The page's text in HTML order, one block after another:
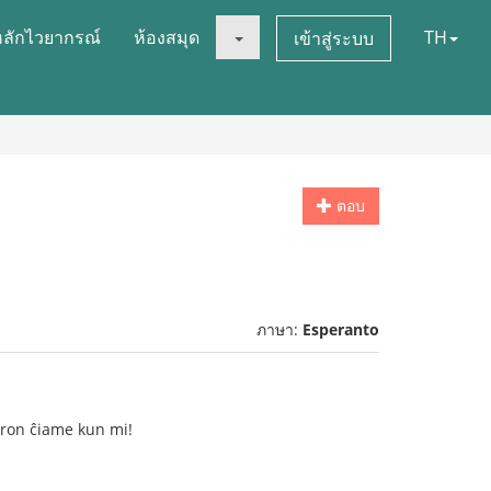
กไวยากรณ์ ห้องสมุด เข้าสู่ระบบ TH
ตอบ
ภาษา: Esperanto
ĉiame kun mi!